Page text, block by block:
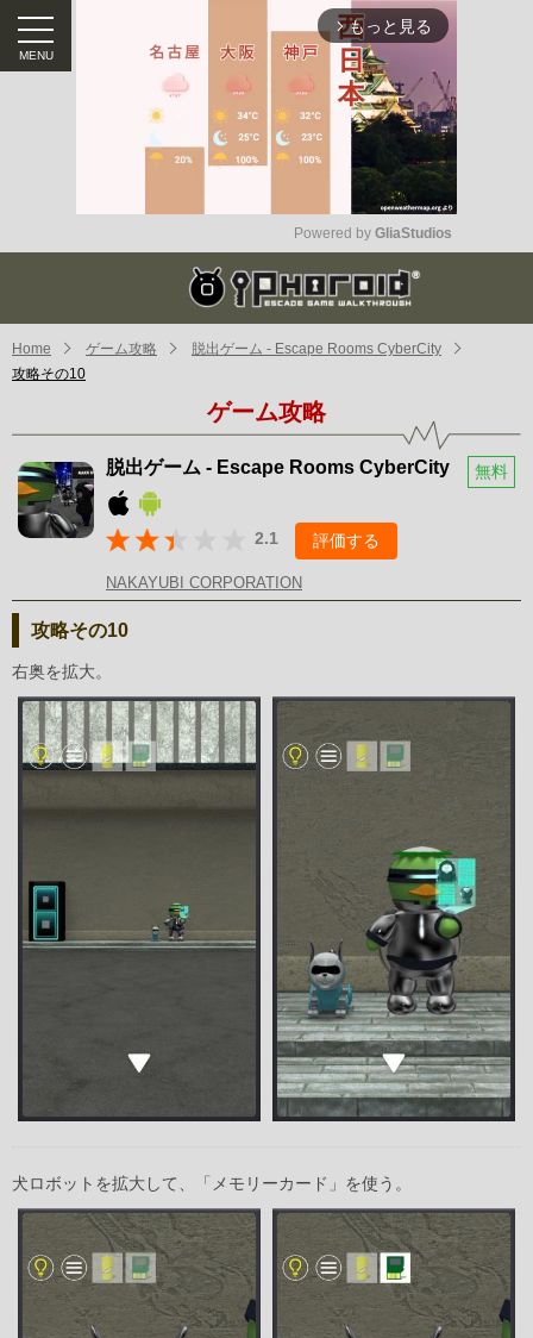
arrow_forward_ios もっと見る
Mute
Powered by GliaStudios
Home ゲーム攻略
脱出ゲーム - Escape Rooms CyberCity
攻略その10
ゲーム攻略
脱出ゲーム - Escape Rooms CyberCity 無料
2.1 評価する
NAKAYUBI CORPORATION
攻略その10
右奥を拡大。
犬ロボットを拡大して、「メモリーカード」を使う。